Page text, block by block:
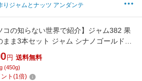
りジャムとナッツ アンダンテ
コの知らない世界で紹介】ジャム382 果
まま3本セット ジャム シナノゴールド・
夏ミカンのマーマレード プルーン マン
ルーベリー 無添加 御歳暮 御中元 父の日
内祝い ギフト 送料無料 贈り物 誕生日
円 送料無料
(450g)
ト (1倍)